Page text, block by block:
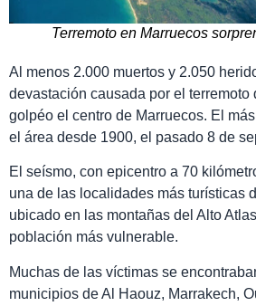
Terremoto en Marruecos
Al menos 2.000 muertos y 2.050
devastación causada por el terremoto
golpéo el centro de Marruecos. El
el área desde 1900, el pasado 8 de
El seísmo, con epicentro a 70
una de las localidades más turísticas
ubicado en las montañas del Alto
población más vulnerable.
Muchas de las víctimas se
municipios de Al Haouz, Marrakech,